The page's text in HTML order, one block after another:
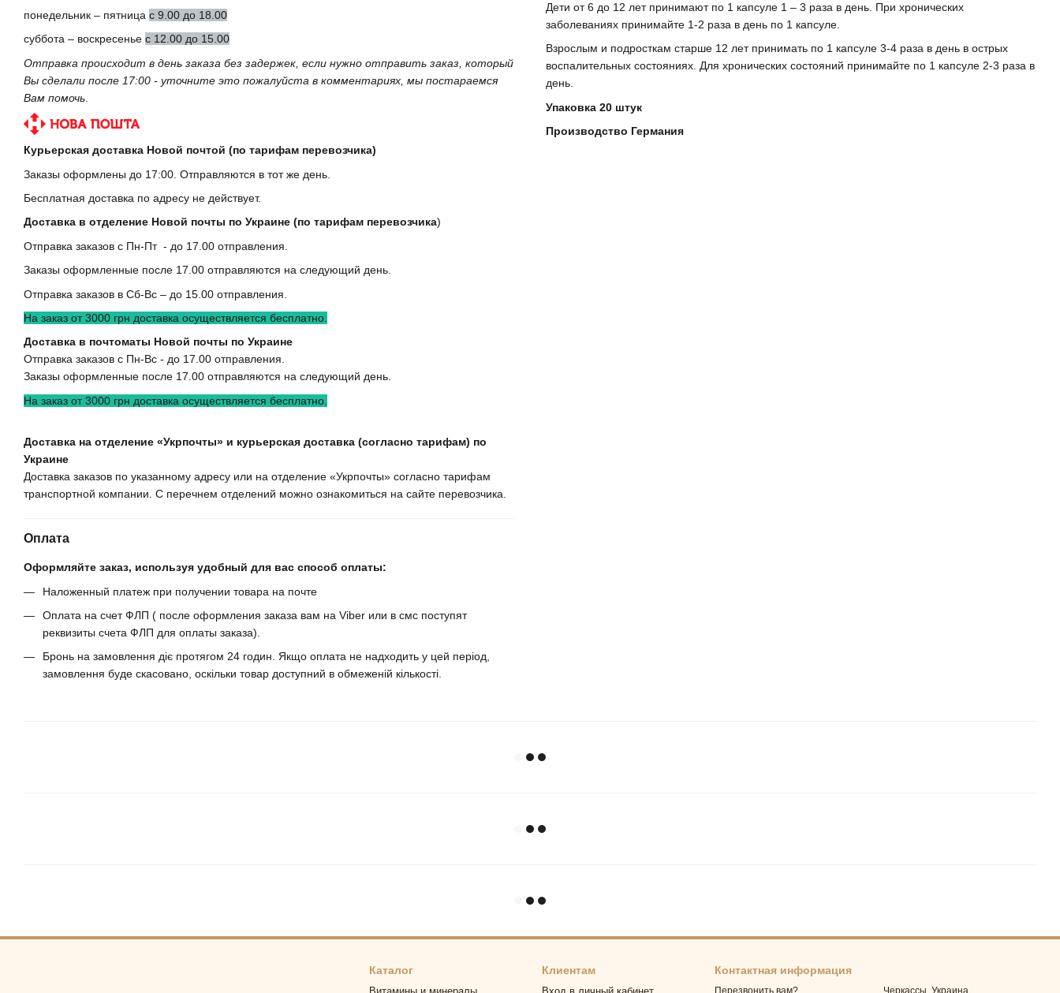
понедельник – пятница с 9.00 до 18.00
суббота – воскресенье с 12.00 до 15.00
Отправка происходит в день заказа без задержек, если нужно отправить заказ, который
Вы сделали после 17:00 - уточните это пожалуйста в комментариях, мы постараемся
Вам помочь
Курьерская доставка Новой почтой (по тарифам перевозчика)
Заказы оформлены до 17:00. Отправляются в тот же день.
Бесплатная доставка по адресу не действует.
Доставка в отделение Новой почты по Украине (по тарифам перевозчика)
Отправка заказов с Пн-Пт - до 17.00 отправления.
Заказы оформленные после 17.00 отправляются на следующий день.
Отправка заказов в Сб-Вс – до 15.00 отправления.
На заказ от 3000 грн доставка осуществляется бесплатно.
Доставка в почтоматы Новой почты по Украине
Отправка заказов с Пн-Вс - до 17.00 отправления.
Заказы оформленные после 17.00 отправляются на следующий день.
На заказ от 3000 грн доставка осуществляется бесплатно.
Доставка на отделение «Укрпочты» и курьерская доставка (согласно тарифам) по
Украине
Доставка заказов по указанному адресу или на отделение «Укрпочты» согласно тарифам
транспортной компании. С перечнем отделений можно ознакомиться на сайте перевозчика.
Оплата
Оформляйте заказ, используя удобный для вас способ оплаты:
Наложенный платеж при получении товара на почте
Оплата на счет ФЛП ( после оформления заказа вам на Viber или в смс поступят
реквизиты счета ФЛП для оплаты заказа).
Бронь на замовлення діє протягом 24 годин. Якщо оплата не надходить у цей період,
замовлення буде скасовано, оскільки товар доступний в обмеженій кількості.
Дети от 6 до 12 лет принимают по 1 капсуле 1 – 3 раза в день. При хронических
заболеваниях принимайте 1-2 раза в день по 1 капсуле.
Взрослым и подросткам старше 12 лет принимать по 1 капсуле 3-4 раза в день в острых
воспалительных состояниях. Для хронических состояний принимайте по 1 капсуле 2-3 раза в
день.
Упаковка 20 штук
Производство Германия
Каталог Клиентам Контактная информация
Черкассы, Украина